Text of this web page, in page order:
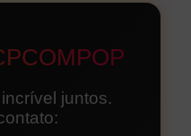
juntos.